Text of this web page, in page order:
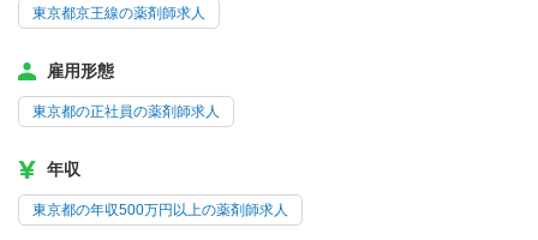
東京都京王線の薬剤師求人
雇用形態
東京都の正社員の薬剤師求人
年収
東京都の年収500万円以上の薬剤師求人